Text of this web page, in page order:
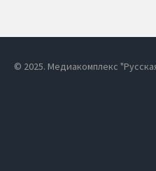
© 2025. Медиакомплекс